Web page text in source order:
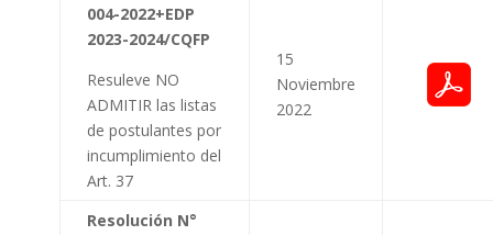
004-2022+EDP
2023-2024/CQFP
Resuleve NO
ADMITIR las listas
de postulantes por
incumplimiento del
Art. 37
15
Noviembre
2022
Resolución N°